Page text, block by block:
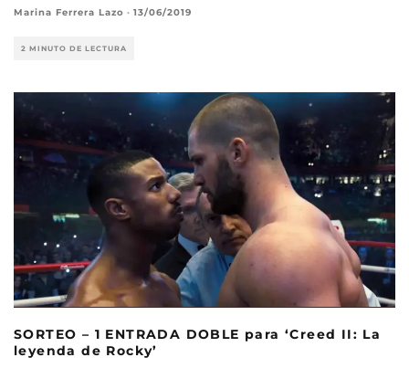
Marina Ferrera Lazo · 13/06/2019
2 MINUTO DE LECTURA
SORTEO – 1 ENTRADA DOBLE para ‘Creed II: La
leyenda de Rocky’